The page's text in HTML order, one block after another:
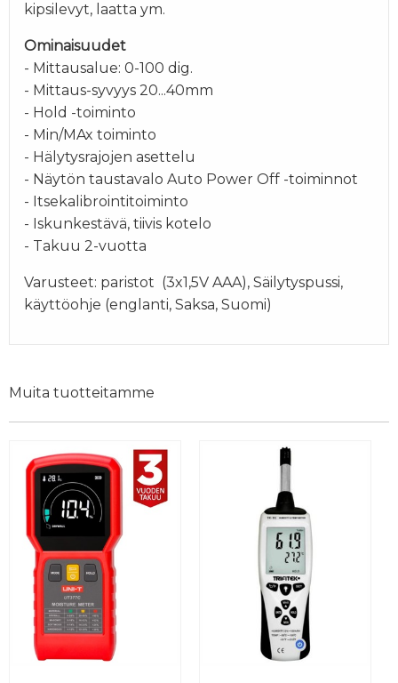
kipsilevyt, laatta ym.
Ominaisuudet
- Mittausalue: 0-100 dig.
- Mittaus-syvyys 20...40mm
- Hold -toiminto
- Min/MAx toiminto
- Hälytysrajojen asettelu
- Näytön taustavalo Auto Power Off -toiminnot
- Itsekalibrointitoiminto
- Iskunkestävä, tiivis kotelo
- Takuu 2-vuotta
Varusteet: paristot (3x1,5V AAA), Säilytyspussi,
käyttöohje (englanti, Saksa, Suomi)
Muita tuotteitamme